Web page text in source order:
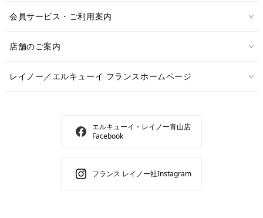
会員サービス・ご利用案内
店舗のご案内
レイノー／エルキューイ フランスホームページ
エルキューイ・レイノー青山店
Facebook
フランス レイノー社Instagram